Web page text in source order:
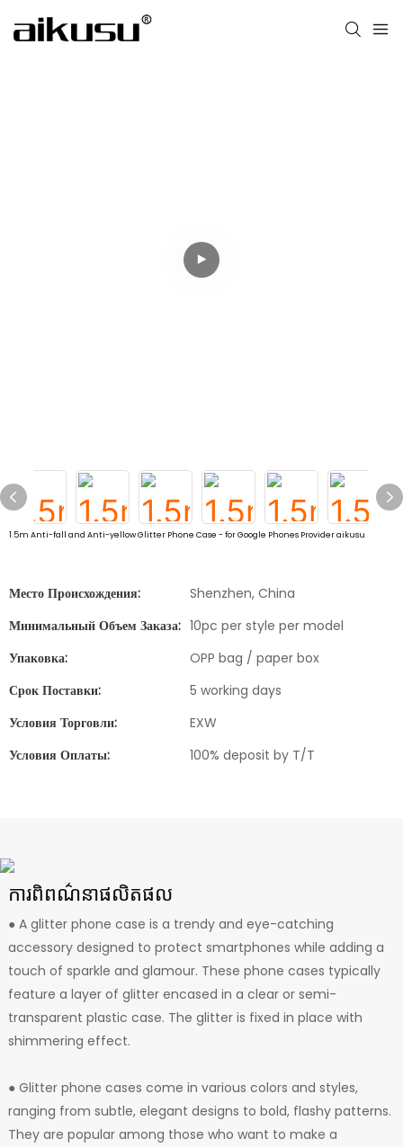
1.5m Anti-fall and Anti-yellow Glitter Phone Case - for Google Phones Provider aikusu
Место Происхождения:
Shenzhen, China
Минимальный Объем Заказа: 10pc per style per model
Упаковка:
OPP bag / paper box
Срок Поставки:
5 working days
Условия Торговли:
EXW
Условия Оплаты:
100% deposit by T/T
ការពិពណ៌នាផលិតផល
● A glitter phone case is a trendy and eye-catching
accessory designed to protect smartphones while adding a
touch of sparkle and glamour. These phone cases typically
feature a layer of glitter encased in a clear or semi-
transparent plastic case. The glitter is fixed in place with
shimmering effect.
● Glitter phone cases come in various colors and styles,
ranging from subtle, elegant designs to bold, flashy patterns.
They are popular among those who want to make a